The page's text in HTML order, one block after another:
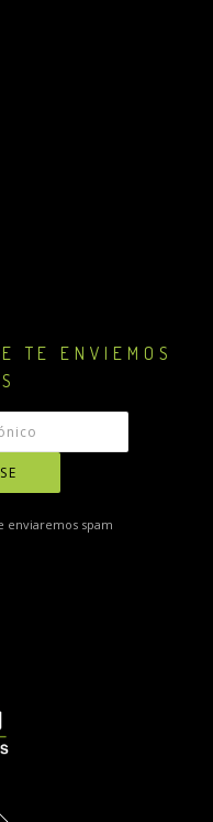
TE ENVIEMOS
enviaremos spam